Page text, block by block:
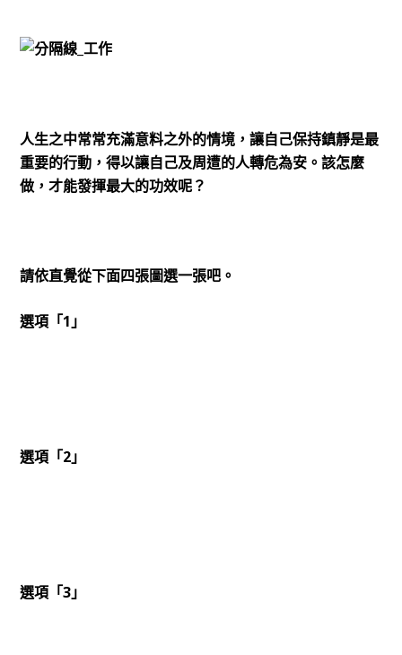
人生之中常常充滿意料之外的情境，讓自己保持鎮靜是最
重要的行動，得以讓自己及周遭的人轉危為安。該怎麼
做，才能發揮最大的功效呢？
請依直覺從下面四張圖選一張吧。
選項「1」
選項「2」
選項「3」